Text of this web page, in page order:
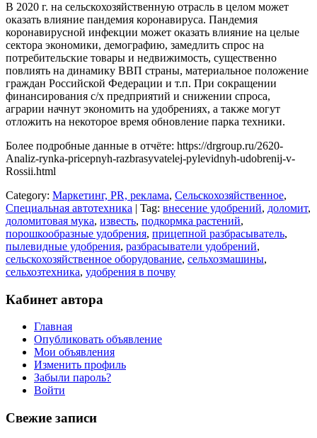
В 2020 г. на сельскохозяйственную отрасль в целом может
оказать влияние пандемия коронавируса. Пандемия
коронавирусной инфекции может оказать влияние на целые
сектора экономики, демографию, замедлить спрос на
потребительские товары и недвижимость, существенно
повлиять на динамику ВВП страны, материальное положение
граждан Российской Федерации и т.п. При сокращении
финансирования с/х предприятий и снижении спроса,
аграрии начнут экономить на удобрениях, а также могут
отложить на некоторое время обновление парка техники.
Более подробные данные в отчёте: https://drgroup.ru/2620-
Analiz-rynka-pricepnyh-razbrasyvatelej-pylevidnyh-udobrenij-v-
Rossii.html
Category: Маркетинг, PR, реклама, Сельскохозяйственное,
Специальная автотехника | Tag: внесение удобрений, доломит,
доломитовая мука, известь, подкормка растений,
порошкообразные удобрения, прицепной разбрасыватель,
пылевидные удобрения, разбрасыватели удобрений,
сельскохозяйственное оборудование, сельхозмашины,
сельхозтехника, удобрения в почву
Кабинет автора
Главная
Опубликовать объявление
Мои объявления
Изменить профиль
Забыли пароль?
Войти
Свежие записи